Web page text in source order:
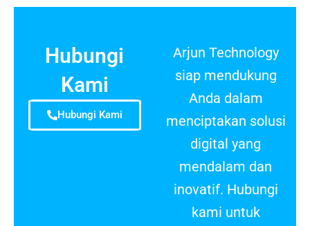
Hubungi
Kami
Hubungi Kami
Arjun Technology
siap mendukung
Anda dalam
menciptakan solusi
digital yang
mendalam dan
inovatif. Hubungi
kami untuk